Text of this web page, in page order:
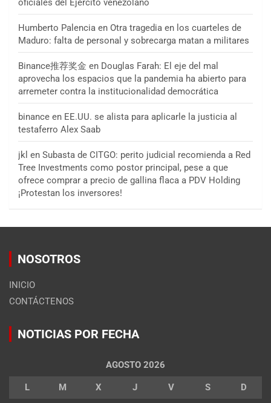
Humberto Palencia en Otra tragedia en los cuarteles de
Maduro: falta de personal y sobrecarga matan a militares
Binance推荐奖金 en Douglas Farah: El eje del mal
aprovecha los espacios que la pandemia ha abierto para
arremeter contra la institucionalidad democrática
binance en EE.UU. se alista para aplicarle la justicia al
testaferro Alex Saab
jkl en Subasta de CITGO: perito judicial recomienda a Red
Tree Investments como postor principal, pese a que
ofrece comprar a precio de gallina flaca a PDV Holding
¡Protestan los inversores!
NOSOTROS
INICIO
CONTÁCTENOS
NOTICIAS POR FECHA
AGOSTO 2026
L M X J V S D